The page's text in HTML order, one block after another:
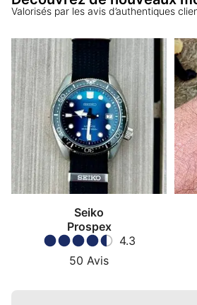
Valorisés par les avis d’authentiques
Seiko
Prospex
4.3
50 Avis